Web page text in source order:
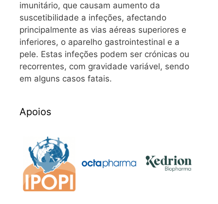
imunitário, que causam aumento da
suscetibilidade a infeções, afectando
principalmente as vias aéreas superiores e
inferiores, o aparelho gastrointestinal e a
pele. Estas infeções podem ser crónicas ou
recorrentes, com gravidade variável, sendo
em alguns casos fatais.
Apoios